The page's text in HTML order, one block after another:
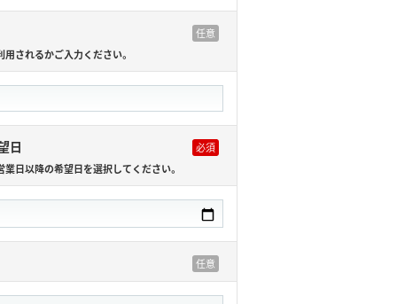
されるかご入力ください。
日
日以降の希望日を選択してください。